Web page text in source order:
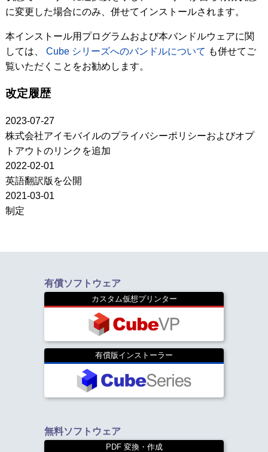
に変更した場合にのみ、併せてインストールされます。
本インストール用プログラムおよび本バンドルウェアに関
しては、 Cube シリーズへのバンドルについて も併せてご
覧いただくことをお勧めします。
改定履歴
2023-07-27
株式会社アイモバイルのプライバシーポリシーおよびオプ
トアウトのリンクを追加
2022-02-01
英語翻訳版を公開
2021-03-01
制定
有償ソフトウェア
カスタム仮想プリンター
有償版インストーラー
無料ソフトウェア
PDF 変換・作成